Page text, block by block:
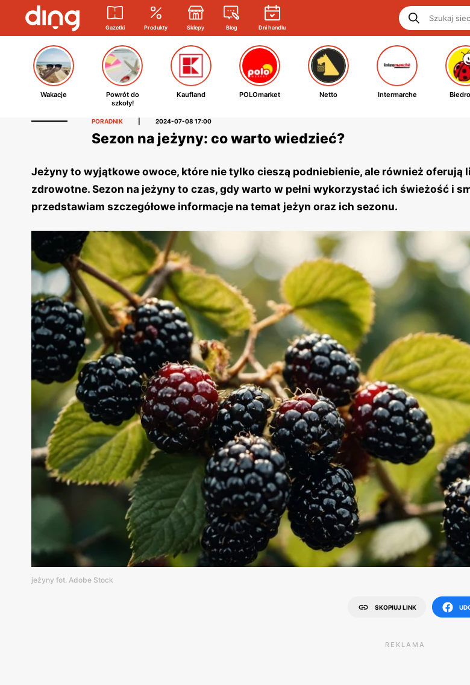
Gazetki Produkty Sklepy Blog Dni handlu
Wakacje
Powrót do
szkoły!
Kaufland POLOmarket Netto Intermarche
PORADNIK 2024-07-08 17:00
Sezon na jeżyny: co warto wiedzieć?
Jeżyny to wyjątkowe owoce, które nie tylko cieszą podniebienie, ale również oferują
zdrowotne. Sezon na jeżyny to czas, gdy warto w pełni wykorzystać ich świeżość i
przedstawiam szczegółowe informacje na temat jeżyn oraz ich sezonu.
jeżyny fot. Adobe Stock
SKOPIUJ LINK
REKLAMA